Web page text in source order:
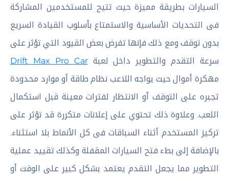
السيارات بطريقة مميزة حيث تتيح للمستخدمين المشاركة
فى التحديات الأساسية والاستمتاع بأسلوب القيادة السريع
بدون توقف ومع ذلك فإنها تفرض بعض القيود التي تؤثر على
سرعة التقدم والتطوير داخل لعبةDrift Max Pro Car
مهكرة أموال حيث يواجه اللاعب نظام طاقة أو موارد محدودة
تجبره على التوقف أو الانتظار لفترات معينة قبل استكمال
اللعب. وعلاوة ذلك تحتوي على إعلانات متكررة قد تؤثر على
تركيز المستخدم أثناء السباقات فى كل الأنماط بلا استثناء.
بالإضافة إلى بطء فتح السيارات المقفلة وكذلك تقييد عملية
التطوير مما يجعل التقدم يعتمد بشكل كبير على الوقت أو